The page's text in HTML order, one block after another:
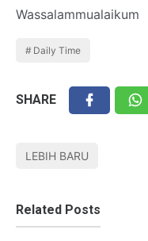
Wassalammualaikum
Daily Time
SHARE
LEBIH BARU
Related Posts